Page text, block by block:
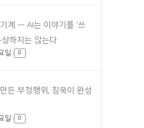
계 — AI는 이야기를 ‘쓰
상하지는 않는다
일 0
든 부정행위, 침묵이 완성
일 0